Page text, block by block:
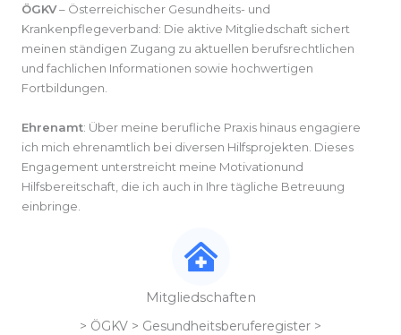
ÖGKV– Österreichischer Gesundheits- und
Krankenpflegeverband: Die aktive Mitgliedschaft sichert
meinen ständigen Zugang zu aktuellen berufsrechtlichen
und fachlichen Informationen sowie hochwertigen
Fortbildungen.
Ehrenamt: Über meine berufliche Praxis hinaus engagiere
ich mich ehrenamtlich bei diversen Hilfsprojekten. Dieses
Engagement unterstreicht meine Motivationund
Hilfsbereitschaft, die ich auch in Ihre tägliche Betreuung
einbringe.
Mitgliedschaften
> ÖGKV > Gesundheitsberuferegister >